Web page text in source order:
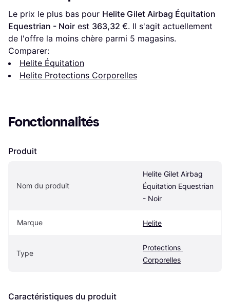
Le prix le plus bas pour Helite Gilet Airbag Équitation
Equestrian - Noir est 363,32 €. Il s'agit actuellement
de l'offre la moins chère parmi 5 magasins.
Comparer:
Helite Équitation
Helite Protections Corporelles
Fonctionnalités
Produit
Nom du produit
Helite Gilet Airbag
Équitation Equestrian
- Noir
Marque Helite
Type
Protections
Corporelles
Caractéristiques du produit